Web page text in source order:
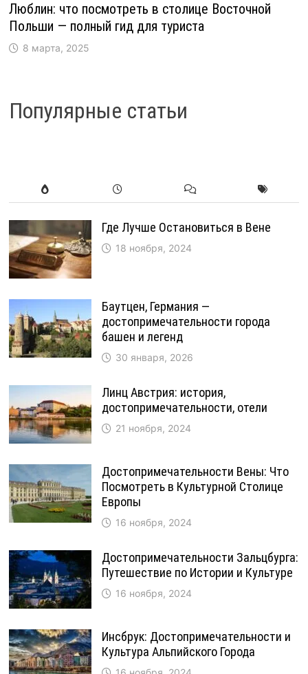
Люблин: что посмотреть в столице Восточной
Польши — полный гид для туриста
8 марта, 2025
Популярные статьи
Где Лучше Остановиться в Вене
18 ноября, 2024
Баутцен, Германия —
достопримечательности города
башен и легенд
30 января, 2026
Линц Австрия: история,
достопримечательности, отели
21 ноября, 2024
Достопримечательности Вены: Что
Посмотреть в Культурной Столице
Европы
16 ноября, 2024
Достопримечательности Зальцбурга:
Путешествие по Истории и Культуре
16 ноября, 2024
Инсбрук: Достопримечательности и
Культура Альпийского Города